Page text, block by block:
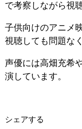
で考察しながら視
子供向けのアニメ
視聴しても問題な
声優には高畑充希
演しています。
シェアする